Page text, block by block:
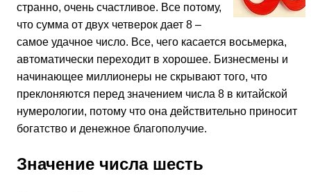
странно, очень счастливое. Все потому,
что сумма от двух четверок дает 8 –
самое удачное число. Все, чего касается восьмерка,
автоматически переходит в хорошее. Бизнесмены и
начинающее миллионеры не скрывают того, что
преклоняются перед значением числа 8 в китайской
нумерологии, потому что она действительно приносит
богатство и денежное благополучие.
Значение числа шесть